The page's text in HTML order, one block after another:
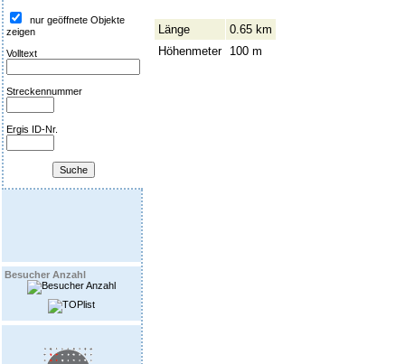
nur geöffnete Objekte
zeigen
Volltext
Streckennummer
Ergis ID-Nr.
Besucher Anzahl
Länge
0.65 km
Höhenmeter
100 m